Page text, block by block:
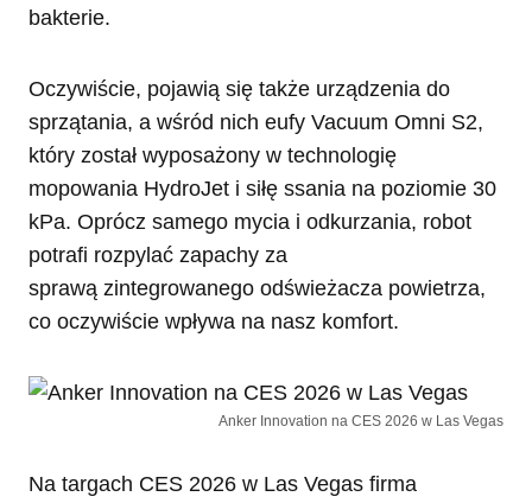
bakterie.
Oczywiście, pojawią się także urządzenia do
sprzątania, a wśród nich eufy Vacuum Omni S2,
który został wyposażony w technologię
mopowania HydroJet i siłę ssania na poziomie 30
kPa. Oprócz samego mycia i odkurzania, robot
potrafi rozpylać zapachy za
sprawą zintegrowanego odświeżacza powietrza,
co oczywiście wpływa na nasz komfort.
Anker Innovation na CES 2026 w Las Vegas
Na targach CES 2026 w Las Vegas firma